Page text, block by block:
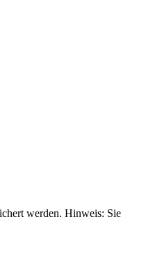
werden. Hinweis: Sie